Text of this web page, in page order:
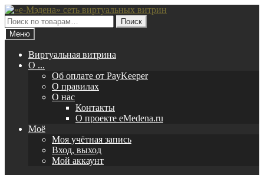
Перейти
к
навигации
Перейти
к
содержимому
Искать:
Поиск
Меню
Виртуальная витрина
O ...
Об оплате от PayKeeper
О правилах
О нас
Контакты
О проекте eMedena.ru
Моё
Моя учётная запись
Вход, выход
Мой аккаунт